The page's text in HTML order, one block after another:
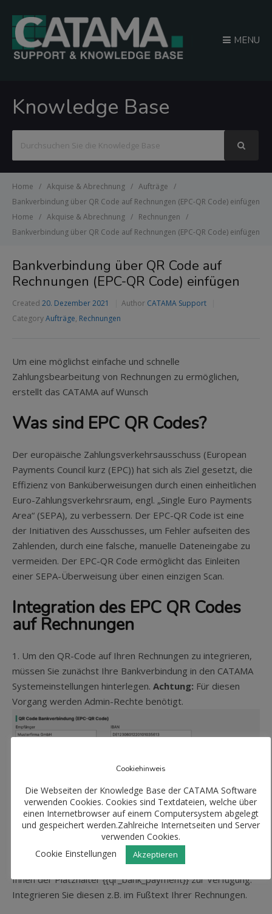
MENU
Knowledge Base
nach
Home Akquise & Abrechnung
Aufträge
Bankverbindung über QR Code auf Rechnungen (EPC-QR Code) einfügen
Home
Akquise & Abrechnung
Rechnungen
Bankverbindung über QR Code auf Rechnungen (EPC-QR Code) einfügen
Bankverbindung über QR Code auf
Rechnungen (EPC-QR Code) einfügen
Created 20. Dezember 2021 Author CATAMA Support
CategoryAufträge, Rechnungen
Um eine möglichst einfache und schnelle
Zahlungsbearbeitung von Rechnungen zu ermöglichen,
erstellt das CATAMA auf Wunsch
Was sind EPC QR Codes?
Der europäische Zahlungsverkehrsausschuss (European
Payments Council kurz (EPC)) hat sich als Ziel gesetzt, die
Effizienz von Banküberweisungen durch einen einheitlichen
Euro-Zahlungsverkehrsraum, engl. „Single Euro Payments
Area“ (SEPA), zu verbessern. Der EPC-QR Code ist eine
der Initiativen des Ausschusses, um Fehler aufseiten des
Zahlenden, durch eine falsche, manuelle Dateneingabe zu
vermeiden. Der EPC-QR Code ermöglicht das Einleiten
einer SEPA-Überweisung über einen einzigen Scan.
Integration des EPC QR Codes
auf Rechnungen
1. Um den QR-Code auf Ihren Rechnungen zu integrieren,
müssen Sie zunächst Ihre Bankverbindung in den CATAMA
Systemeinstellungen hinterlegen. Achtung: Für diesen
Vorgang werden Admin-Rechte benötigt.
Wechseln Sie hierfür in den Systemeinstellungen in den
Reiter „Firmendetails“ und hinterlegen Sie im Bereich „QR-
Code Bankverbindung“ die gewünschte Bankverbindung.
2. Für die Integration auf Rechnungsdokumenten steht
Ihnen der Platzhalter {{qr_bank_payment}} zur Verfügung.
Integrieren Sie diesen z.B. im Fußtext Ihrer Rechnungen.
Cookiehinweis
Die Webseiten der Knowledge Base der CATAMA Software
verwenden Cookies. Cookies sind Textdateien, welche über
einen Internetbrowser auf einem Computersystem abgelegt
und gespeichert werden.Zahlreiche Internetseiten und Server
verwenden Cookies.
Cookie Einstellungen
Akzeptieren